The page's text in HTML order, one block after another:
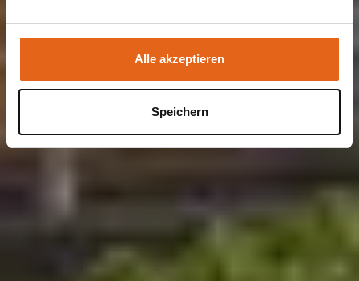
unsere Webseite weiterhin nutzen.
Alle akzeptieren
Speichern